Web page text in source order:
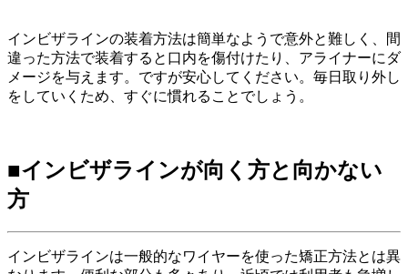
インビザラインの装着方法は簡単なようで意外と難しく、間
違った方法で装着すると口内を傷付けたり、アライナーにダ
メージを与えます。ですが安心してください。毎日取り外し
をしていくため、すぐに慣れることでしょう。
■インビザラインが向く方と向かない
方
インビザラインは一般的なワイヤーを使った矯正方法とは異